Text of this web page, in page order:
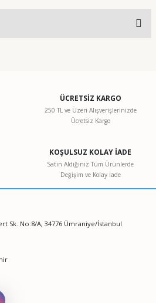
ederiz.
veya görüntülenemiyor.
bulunuyor.
daha pahalı.
ÜCRETSİZ KARGO
250 TL ve Üzeri Alışverişlerinizde
Ücretsiz Kargo
KOŞULSUZ KOLAY İADE
Satın Aldığınız Tüm Ürünlerde
Değişim ve Kolay İade
Sk. No:8/A, 34776 Ümraniye/İstanbul